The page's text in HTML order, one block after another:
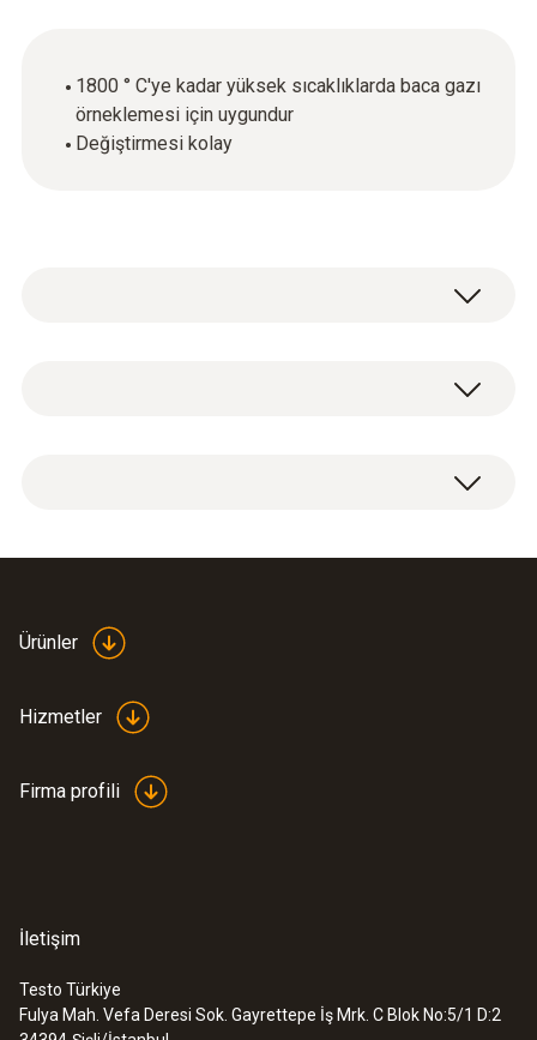
1800 ° C'ye kadar yüksek sıcaklıklarda baca gazı
örneklemesi için uygundur
Değiştirmesi kolay
ceramic
Product colour
:0600 7620
Ürünler
Hizmetler
Firma profili
İletişim
Testo Türkiye
Fulya Mah. Vefa Deresi Sok. Gayrettepe İş Mrk. C Blok No:5/1 D:2